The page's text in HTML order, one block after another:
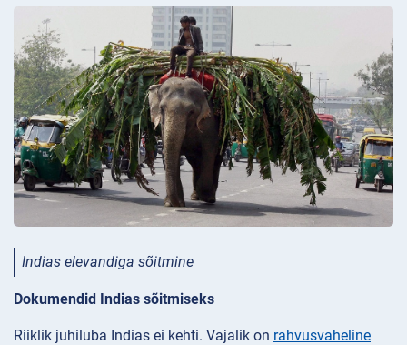
Indias elevandiga sõitmine
Dokumendid Indias sõitmiseks
Riiklik juhiluba Indias ei kehti. Vajalik on rahvusvaheline